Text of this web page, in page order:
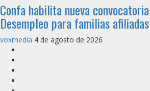
Confa habilita nueva
Desempleo para familias afiliadas
voxmedia 4 de agosto de 2026